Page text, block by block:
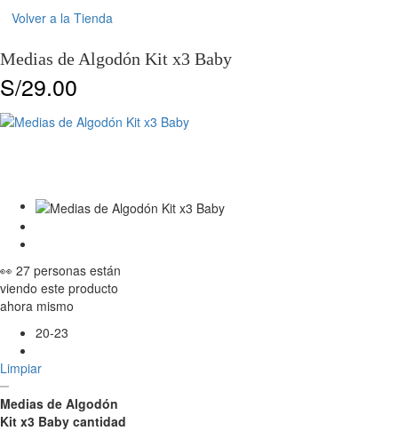
Volver a la Tienda
Medias de Algodón Kit x3 Baby
S/29.00
👀 27 personas están
viendo este producto
ahora mismo
20-23
Limpiar
Medias de Algodón
Kit x3 Baby cantidad